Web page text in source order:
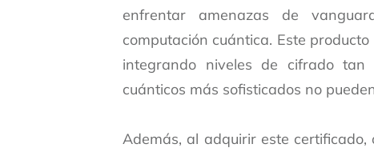
enfrentar amenazas de
computación cuántica. Este
integrando niveles de cifrado tan
cuánticos más sofisticados no
Además, al adquirir este